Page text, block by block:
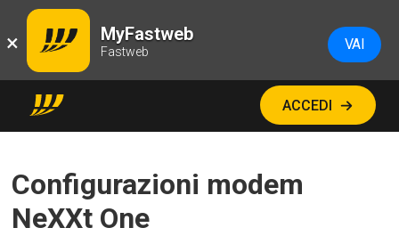
× MyFastweb
Fastweb VAI
ACCEDI
Configurazioni modem
NeXXt One